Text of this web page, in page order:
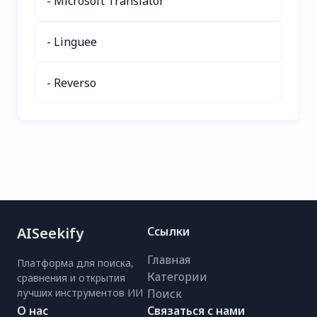
маркетологов и
улучшая совместную
глобального общения!
- Linguee
- Reverso
AISeekify
Платформа для поиска,
сравнения и открытия
лучших инструментов ИИ
Ссылки
Главная
Категории
Поиск
О нас
Связаться с нами